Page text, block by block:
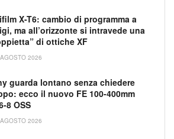
X-T6: cambio di programma a
ma all’orizzonte si intravede una
di ottiche XF
2026
guarda lontano senza chiedere
ecco il nuovo FE 100-400mm
8 OSS
2026